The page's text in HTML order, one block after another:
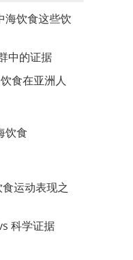
海饮食这些饮
中的证据
食在亚洲人
饮食
运动表现之
科学证据